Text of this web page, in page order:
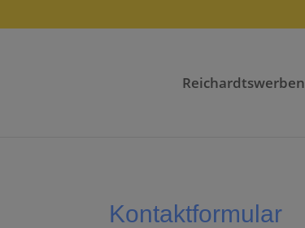
Reichardtswerben
Kontaktformular